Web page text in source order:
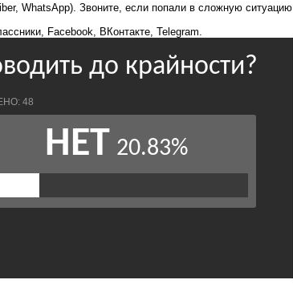
WhatsApp). Звоните, если попали в сложную ситуацию
Facebook ВКонтакте Telegram